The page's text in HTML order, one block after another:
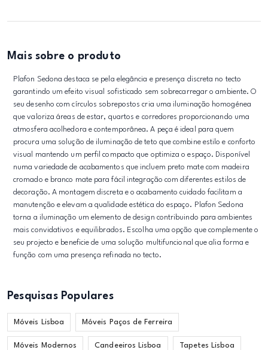
Mais sobre o produto
Plafon Sedona destaca se pela elegância e presença discreta no tecto
garantindo um efeito visual sofisticado sem sobrecarregar o ambiente. O
seu desenho com círculos sobrepostos cria uma iluminação homogénea
que valoriza áreas de estar, quartos e corredores proporcionando uma
atmosfera acolhedora e contemporânea. A peça é ideal para quem
procura uma solução de iluminação de teto que combine estilo e conforto
visual mantendo um perfil compacto que optimiza o espaço. Disponível
numa variedade de acabamentos que incluem preto mate com madeira
cromado e branco mate para fácil integração com diferentes estilos de
decoração. A montagem discreta e o acabamento cuidado facilitam a
manutenção e elevam a qualidade estética do espaço. Plafon Sedona
torna a iluminação um elemento de design contribuindo para ambientes
mais convidativos e equilibrados. Escolha uma opção que complemente o
seu projecto e beneficie de uma solução multifuncional que alia forma e
função com uma presença refinada no tecto.
Pesquisas Populares
Móveis Lisboa Móveis Paços de Ferreira
Móveis Modernos Candeeiros Lisboa Tapetes Lisboa